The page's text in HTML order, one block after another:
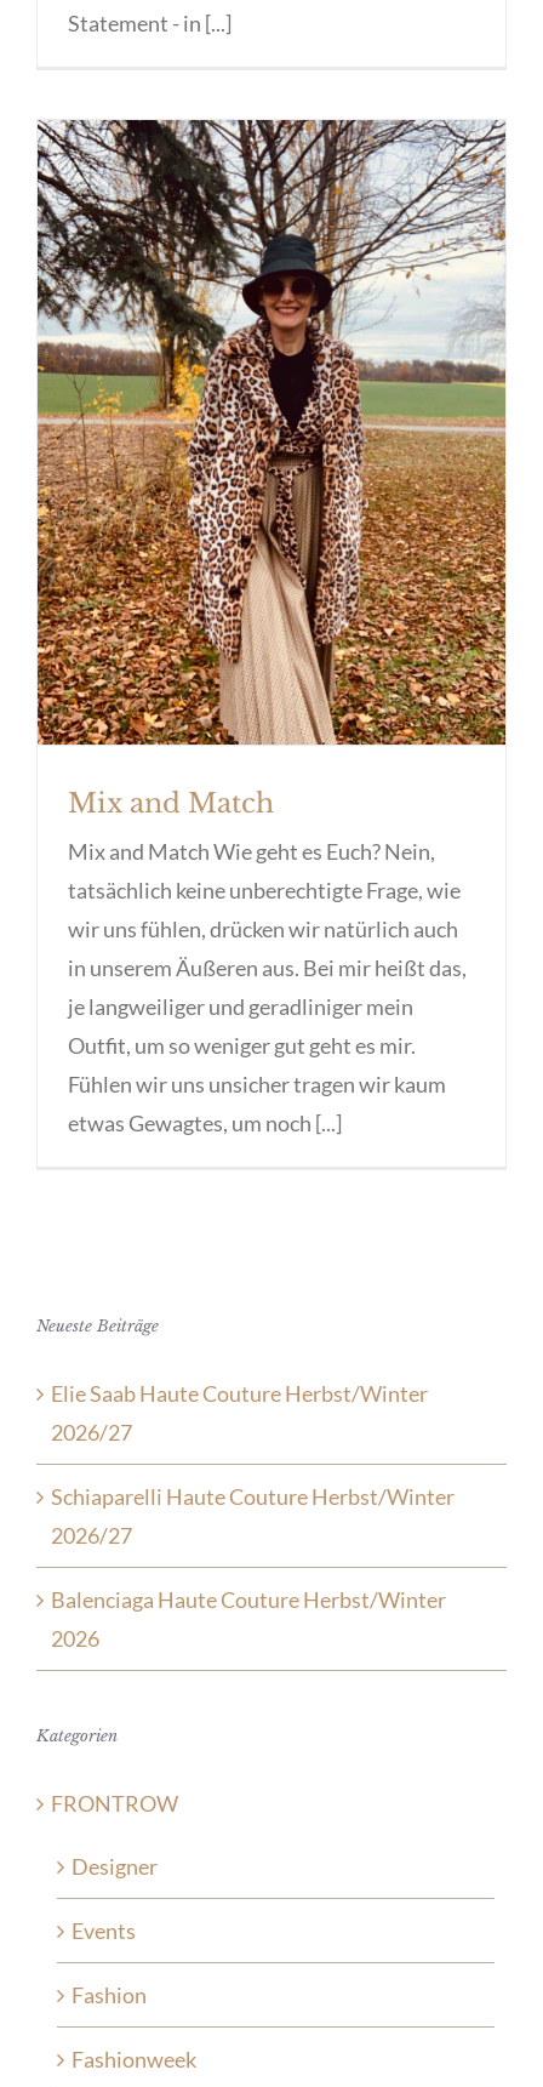
Statement - in [...]
Mix and Match
Mix and Match
Mix and Match Wie geht es Euch? Nein,
tatsächlich keine unberechtigte Frage, wie
wir uns fühlen, drücken wir natürlich auch
in unserem Äußeren aus. Bei mir heißt das,
je langweiliger und geradliniger mein
Outfit, um so weniger gut geht es mir.
Fühlen wir uns unsicher tragen wir kaum
etwas Gewagtes, um noch [...]
Neueste Beiträge
Elie Saab Haute Couture Herbst/Winter
2026/27
Schiaparelli Haute Couture Herbst/Winter
2026/27
Balenciaga Haute Couture Herbst/Winter
2026
Kategorien
FRONTROW
Designer
Events
Fashion
Fashionweek